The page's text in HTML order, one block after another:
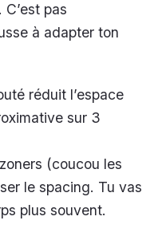
pas
à adapter ton
réduit l’espace
sur 3
(coucou les
le spacing. Tu vas
plus souvent.